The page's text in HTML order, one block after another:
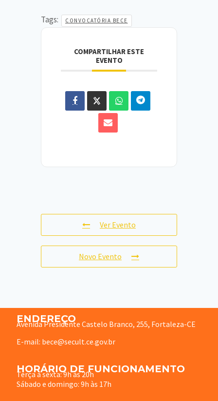
Tags: CONVOCATÓRIA BECE
COMPARTILHAR ESTE
EVENTO
Ver Evento
Novo Evento
ENDEREÇO
Avenida Presidente Castelo Branco, 255, Fortaleza-CE
E-mail: bece@secult.ce.gov.br
HORÁRIO DE FUNCIONAMENTO
Terça à sexta: 9h às 20h
Sábado e domingo: 9h às 17h